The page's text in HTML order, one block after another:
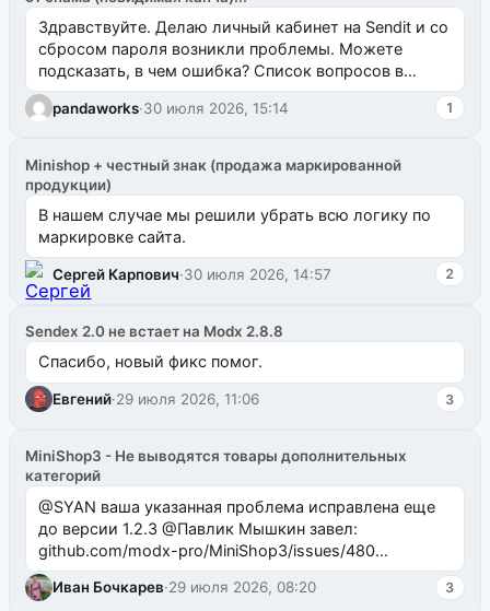
Здравствуйте. Делаю личный кабинет на Sendit и со
сбросом пароля возникли проблемы. Можете
подсказать, в чем ошибка? Список вопросов в
одноименном разделе на modx.pro пока пуст, и,...
pandaworks·30 июля 2026, 15:14 1
Minishop + честный знак (продажа маркированной
продукции)
В нашем случае мы решили убрать всю логику по
маркировке сайта.
Сергей Карпович·30 июля 2026, 14:57 2
Sendex 2.0 не встает на Modx 2.8.8
Спасибо, новый фикс помог.
Евгений·29 июля 2026, 11:06 3
MiniShop3 - Не выводятся товары дополнительных
категорий
@SYAN ваша указанная проблема исправлена еще
до версии 1.2.3 @Павлик Мышкин завел:
github.com/modx-pro/MiniShop3/issues/480
github.com/modx-pro/MiniShop3/issues/481Исправим
в б...
Иван Бочкарев·29 июля 2026, 08:20 3